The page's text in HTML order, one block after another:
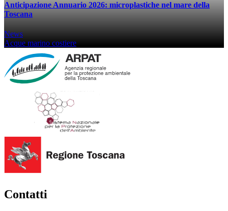
Anticipazione Annuario 2026: microplastiche nel mare della
Toscana
News
Acque marino costiere
Contatti